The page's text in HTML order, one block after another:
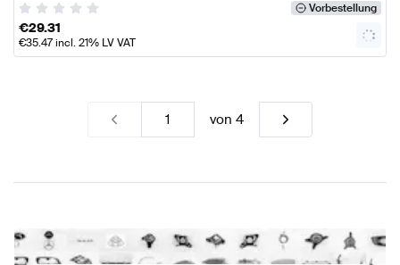
Vorbestellung
€29.31
€35.47incl. 21% LV VAT
von 4